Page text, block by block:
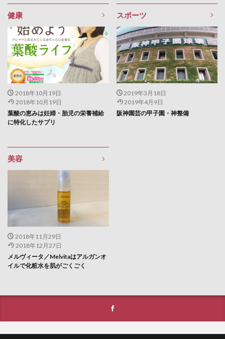
健康
2018年10月19日
2018年10月19日
葉酸の恵みは妊婦・胎児の栄養補給
に特化したサプリ
スポーツ
2019年3月18日
2019年4月9日
阪神園芸の甲子園・神整備
美容
2018年11月29日
2018年12月27日
メルヴィータ／Melvitaはアルガンオ
イルで化粧水を肌がごくごく